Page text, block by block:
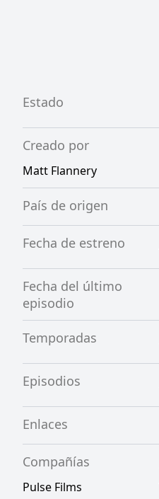
Estado
Creado por
Matt Flannery
País de origen
Fecha de estreno
Fecha del último
episodio
Temporadas
Episodios
Enlaces
Compañías
Pulse Films